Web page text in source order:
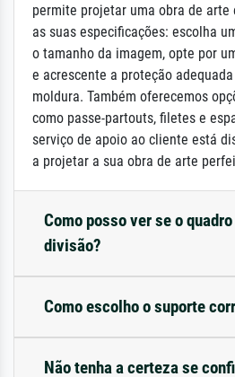
permite projetar uma obra de arte
as suas especificações: escolha
o tamanho da imagem, opte por
e acrescente a proteção
moldura. Também oferecemos
como passe-partouts, filetes e
serviço de apoio ao cliente está
a projetar a sua obra de arte
Como posso ver se o
divisão?
Como escolho o suporte
Não tenha a certeza se